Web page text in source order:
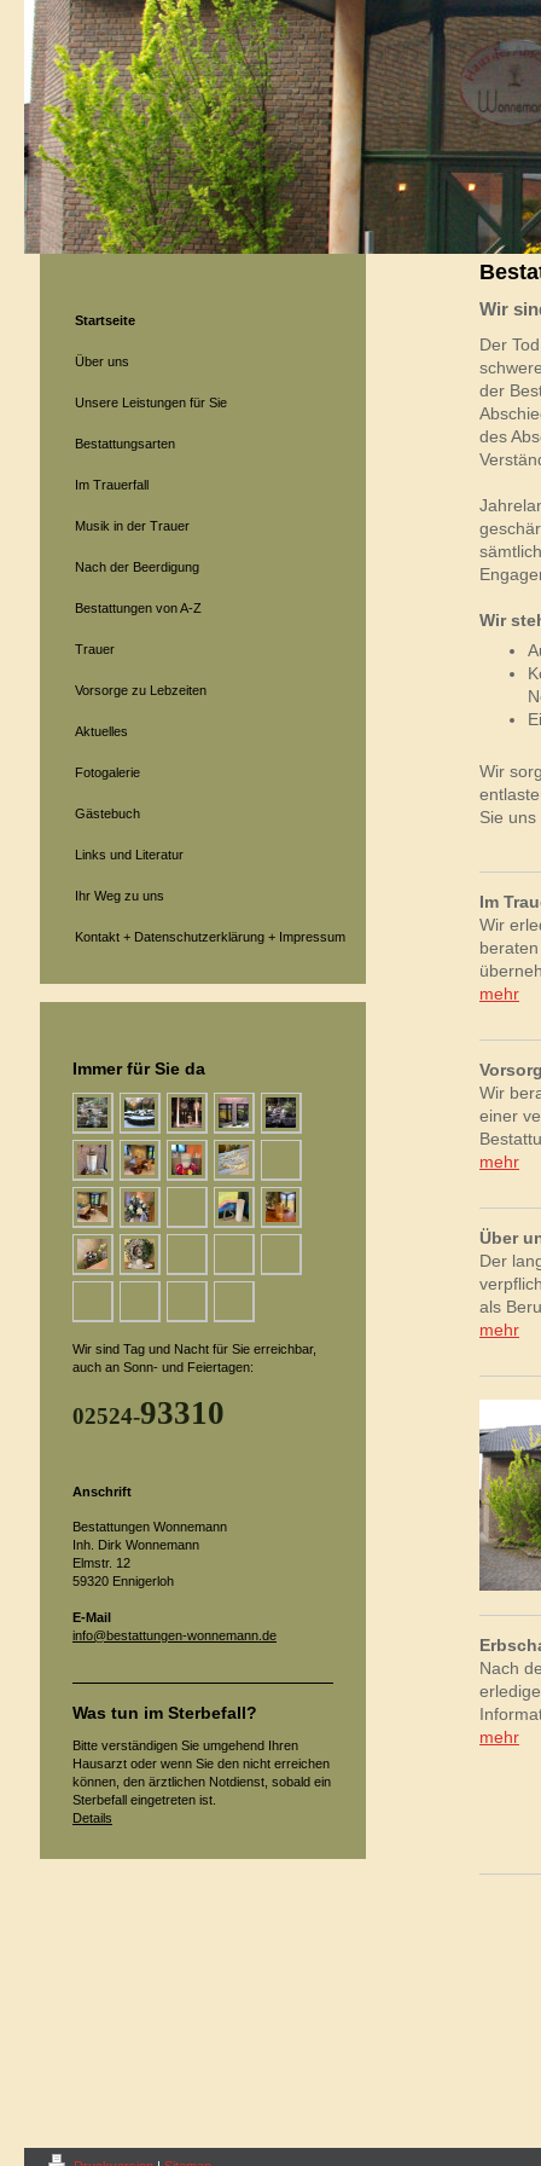
Wir
Der
der
des
Wir
Wir
Sie uns
Im
Wir
mehr
Wir
einer
mehr
Über
Der
als
mehr
Nach
mehr
Startseite
Über uns
Unsere Leistungen für Sie
Bestattungsarten
Im Trauerfall
Musik in der Trauer
Nach der Beerdigung
Bestattungen von A-Z
Trauer
Vorsorge zu Lebzeiten
Aktuelles
Fotogalerie
Gästebuch
Links und Literatur
Ihr Weg zu uns
Kontakt + Datenschutzerklärung + Impressum
Immer für Sie da
Wir sind Tag und Nacht für Sie erreichbar,
auch an Sonn- und Feiertagen:
02524-93310
Anschrift
Bestattungen Wonnemann
Inh. Dirk Wonnemann
Elmstr. 12
59320 Ennigerloh
E-Mail
info@bestattungen-wonnemann.de
Was tun im Sterbefall?
Bitte verständigen Sie umgehend Ihren
Hausarzt oder wenn Sie den nicht erreichen
können, den ärztlichen Notdienst, sobald ein
Sterbefall eingetreten ist.
Details